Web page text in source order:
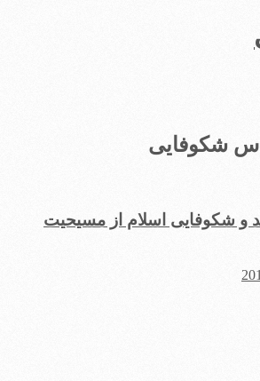
شکوفایی
و شکوفایی اسلام از مسیحیت